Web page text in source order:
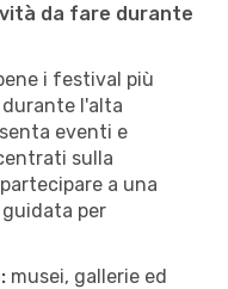
da fare durante
i festival più
l'alta
eventi e
sulla
a una
per
musei, gallerie ed